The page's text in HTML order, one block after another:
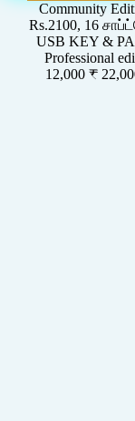
Community
Rs.2100, 16
USB KEY &
Professional
12,000 ₹